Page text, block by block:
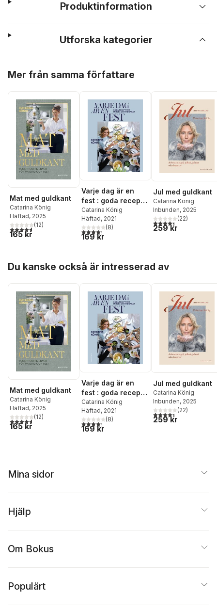
Produktinformation
Utforska kategorier
Mer från samma författare
Mat med guldkant
Catarina König
Häftad, 2025
4,6utav 5 stjärnor. Totalt antal röster:
(12)
165 kr
Varje dag är en
fest : goda recept
för mingel och
middagar
Catarina König
Häftad, 2021
4,3utav 5 stjärnor. Totalt antal röster:
(8)
169 kr
Jul med guldkant
Catarina König
Inbunden, 2025
4,4utav 5 stjärnor.
(22)
259 kr
Du kanske också är intresserad av
Mat med guldkant
Catarina König
Häftad, 2025
4,6utav 5 stjärnor. Totalt antal röster:
(12)
165 kr
Varje dag är en
fest : goda recept
för mingel och
middagar
Catarina König
Häftad, 2021
4,3utav 5 stjärnor. Totalt antal röster:
(8)
169 kr
Jul med guldkant
Catarina König
Inbunden, 2025
4,4utav 5 stjärnor.
(22)
259 kr
Mina sidor
Hjälp
Om Bokus
Populärt